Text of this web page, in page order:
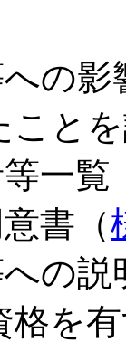
の影
と
一覧
書（
の説
を